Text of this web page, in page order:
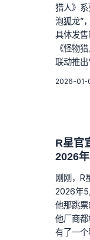
猎人》
泡狐龙”
具体发
《怪物
联动推出
2026-01-
R星官
2026
刚刚，R
2026年5
他那跳
他厂商
有了一个